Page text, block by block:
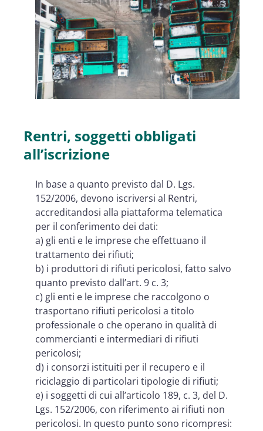
Rentri, soggetti obbligati
all’iscrizione
In base a quanto previsto dal D. Lgs.
152/2006, devono iscriversi al Rentri,
accreditandosi alla piattaforma telematica
per il conferimento dei dati:
a) gli enti e le imprese che effettuano il
trattamento dei rifiuti;
b) i produttori di rifiuti pericolosi, fatto salvo
quanto previsto dall’art. 9 c. 3;
c) gli enti e le imprese che raccolgono o
trasportano rifiuti pericolosi a titolo
professionale o che operano in qualità di
commercianti e intermediari di rifiuti
pericolosi;
d) i consorzi istituiti per il recupero e il
riciclaggio di particolari tipologie di rifiuti;
e) i soggetti di cui all’articolo 189, c. 3, del D.
Lgs. 152/2006, con riferimento ai rifiuti non
pericolosi. In questo punto sono ricompresi: